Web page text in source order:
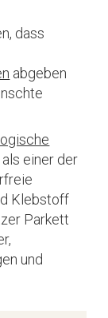
dass
abgeben
einer der
Klebstoff
Parkett
und